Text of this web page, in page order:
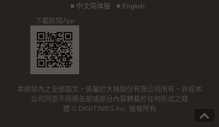
■ 中文简体版 ■ English
下載新聞App
本網站內之全部圖文，係屬於大椽股份有限公司所有，非經本
公司同意不得將全部或部分內容轉載於任何形式之媒
體 © DIGITIMES Inc. 版權所有